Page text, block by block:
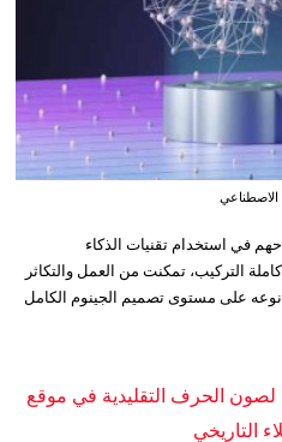
الاصطناعي
في استخدام تقنيات الذكاء
التركيب، تمكنت من العمل والتكاثر
نوعه على مستوى تصميم الجينوم الكامل
لصون الحرف التقليدية في موقع
التاريخي